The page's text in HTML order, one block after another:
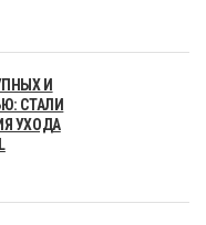
И
СТАЛИ
УХОДА